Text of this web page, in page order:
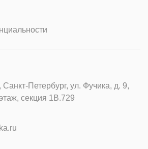
Санкт-Петербург, ул. Фучика, д. 9,
секция 1В.729